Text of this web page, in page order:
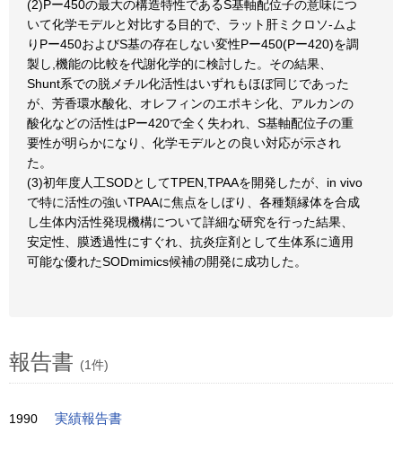
(2)Pー450の最大の構造特性であるS基軸配位子の意味につ
いて化学モデルと対比する目的で、ラット肝ミクロソ-ムよ
りPー450およびS基の存在しない変性Pー450(Pー420)を調
製し,機能の比較を代謝化学的に検討した。その結果、
Shunt系での脱メチル化活性はいずれもほぼ同じであった
が、芳香環水酸化、オレフィンのエポキシ化、アルカンの
酸化などの活性はPー420で全く失われ、S基軸配位子の重
要性が明らかになり、化学モデルとの良い対応が示され
た。
(3)初年度人工SODとしてTPEN,TPAAを開発したが、in vivo
で特に活性の強いTPAAに焦点をしぼり、各種類縁体を合成
し生体内活性発現機構について詳細な研究を行った結果、
安定性、膜透過性にすぐれ、抗炎症剤として生体系に適用
可能な優れたSODmimics候補の開発に成功した。
報告書 (1件)
1990 実績報告書